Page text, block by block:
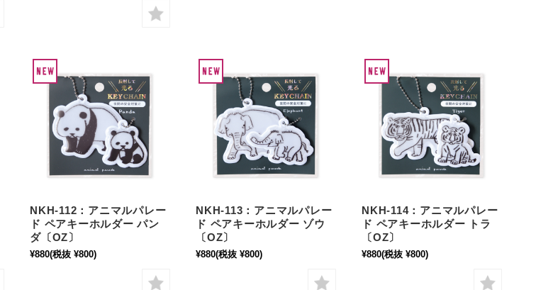
NKH-112：アニマルパレー
ド ペアキーホルダー パン
ダ〔OZ〕
¥880(税抜 ¥800)
NKH-113：アニマルパレー
ド ペアキーホルダー ゾウ
〔OZ〕
¥880(税抜 ¥800)
NKH-114：アニマルパレー
ド ペアキーホルダー トラ
〔OZ〕
¥880(税抜 ¥800)